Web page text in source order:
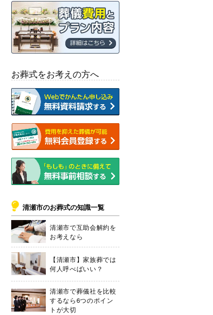
お葬式をお考えの方へ
清瀬市のお葬式の知識一覧
清瀬市で互助会解約を
お考えなら
【清瀬市】家族葬では
何人呼べばいい？
清瀬市で葬儀社を比較
するなら6つのポイン
トが大切